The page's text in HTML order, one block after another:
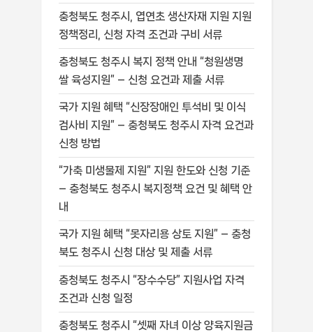
충청북도 청주시, 엽연초 생산자재 지원 지원
정책정리, 신청 자격 조건과 구비 서류
충청북도 청주시 복지 정책 안내 “청원생명
쌀 육성지원” – 신청 요건과 제출 서류
국가 지원 혜택 “신장장애인 투석비 및 이식
검사비 지원” – 충청북도 청주시 자격 요건과
신청 방법
“가축 미생물제 지원” 지원 한도와 신청 기준
– 충청북도 청주시 복지정책 요건 및 혜택 안
내
국가 지원 혜택 “못자리용 상토 지원” – 충청
북도 청주시 신청 대상 및 제출 서류
충청북도 청주시 “장수수당” 지원사업 자격
조건과 신청 일정
충청북도 청주시 “셋째 자녀 이상 양육지원금